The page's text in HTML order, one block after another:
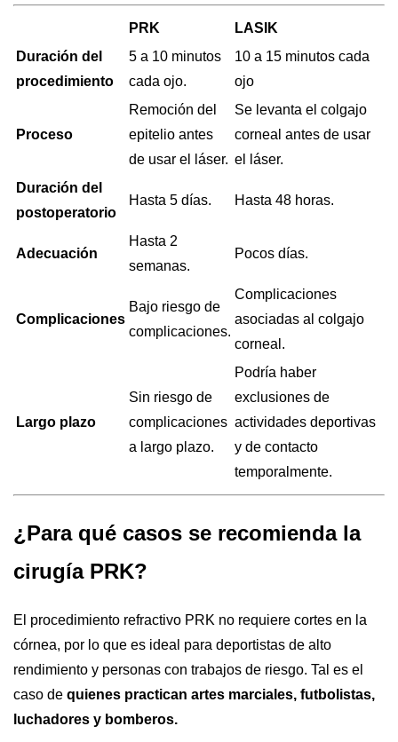
PRK
LASIK
Duración del
procedimiento
5 a 10 minutos
cada ojo.
10 a 15 minutos cada
ojo
Proceso
Remoción del
epitelio antes
de usar el láser.
Se levanta el colgajo
corneal antes de usar
el láser.
Duración del
postoperatorio
Hasta 5 días. Hasta 48 horas.
Adecuación
Hasta 2
semanas.
Pocos días.
Complicaciones
Bajo riesgo de
complicaciones.
Complicaciones
asociadas al colgajo
corneal.
Largo plazo
Sin riesgo de
complicaciones
a largo plazo.
Podría haber
exclusiones de
actividades deportivas
y de contacto
temporalmente.
¿Para qué casos se recomienda la
cirugía PRK?
El procedimiento refractivo PRK no requiere cortes en la
córnea, por lo que es ideal para deportistas de alto
rendimiento y personas con trabajos de riesgo. Tal es el
caso de quienes practican artes marciales, futbolistas,
luchadores y bomberos.